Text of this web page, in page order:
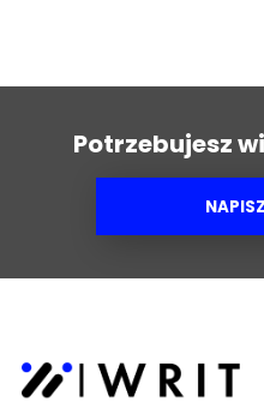
Potrzebujesz